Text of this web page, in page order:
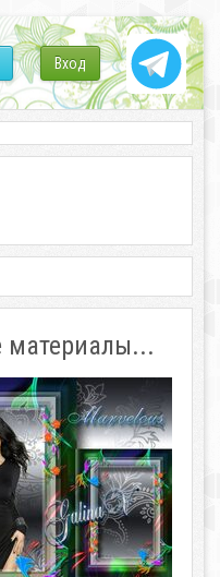
Вход
материалы...